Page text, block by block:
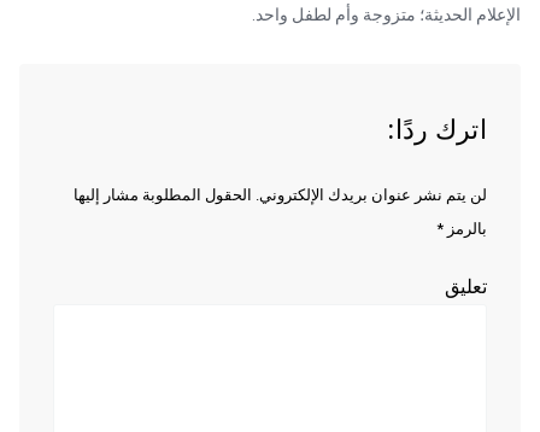
الإعلام الحديثة؛ متزوجة وأم لطفل واحد.
اترك ردًا:
لن يتم نشر عنوان بريدك الإلكتروني. الحقول المطلوبة مشار إليها
بالرمز *
تعليق